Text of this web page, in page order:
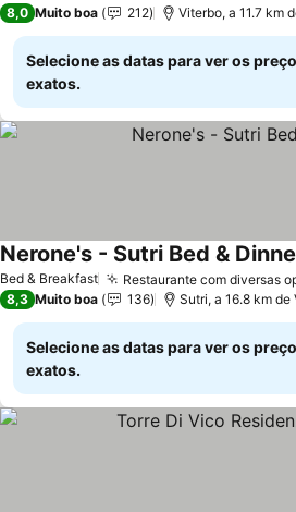
8,0 Muito boa 212 Viterbo, a 11.7 km
Selecione as datas para ver os
exatos.
Bed & Breakfast Restaurante com diversas
Nerone's - Sutri Bed &
8,3 Muito boa 136 Sutri, a 16.8 km de
Selecione as datas para ver os
exatos.